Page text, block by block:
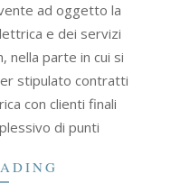
ad oggetto la
e dei servizi
nella parte in cui si
stipulato contratti
con clienti finali
di punti